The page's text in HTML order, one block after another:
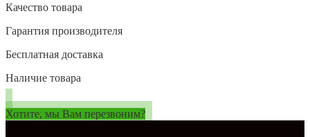
Качество товара
Гарантия производителя
Бесплатная доставка
Наличие товара
Хотите, мы Вам перезвоним?